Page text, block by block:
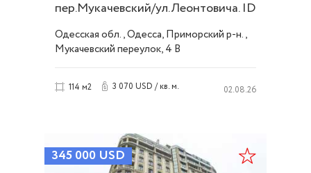
пер.Мукачевский/ул.Леонтовича. ID
51352
Одесская обл., Одесса, Приморский р-н.,
Мукачевский переулок, 4 В
114 м2 3 070 USD / кв. м. 02.08.26
345 000 USD